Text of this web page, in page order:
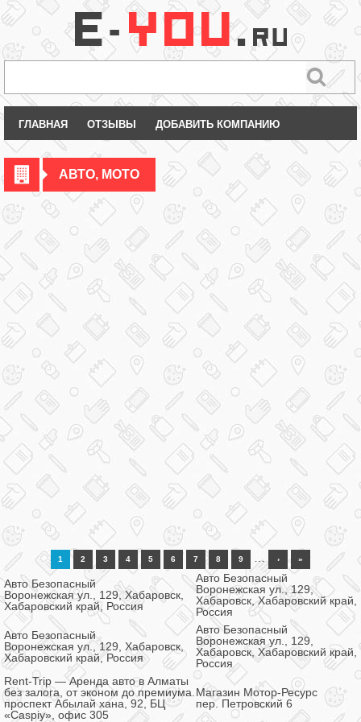
ГЛАВНАЯ ОТЗЫВЫ ДОБАВИТЬ КОМПАНИЮ
АВТО, МОТО
1 2 3 4 5 6 7 8 9 … › »
Авто Безопасный
Воронежская ул., 129, Хабаровск,
Хабаровский край, Россия
Авто Безопасный
Воронежская ул., 129,
Хабаровск, Хабаровский край,
Россия
Авто Безопасный
Воронежская ул., 129, Хабаровск,
Хабаровский край, Россия
Авто Безопасный
Воронежская ул., 129,
Хабаровск, Хабаровский край,
Россия
Rent-Trip — Аренда авто в Алматы
без залога, от эконом до премиума.
проспект Абылай хана, 92, БЦ
«Caspiy», офис 305
Магазин Мотор-Ресурс
пер. Петровский 6